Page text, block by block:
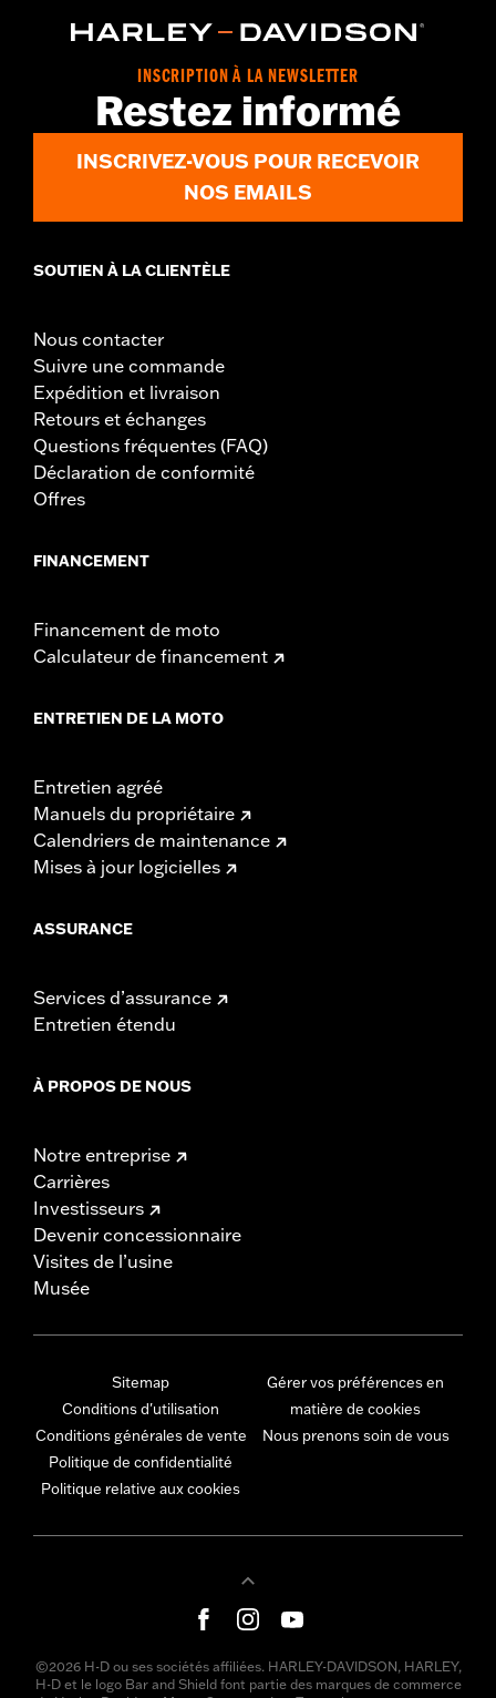
Origine:Importé
INSCRIPTION À LA NEWSLETTER
Restez informé
INSCRIVEZ-VOUS POUR RECEVOIR
NOS EMAILS
SOUTIEN À LA CLIENTÈLE
Nous contacter
Suivre une commande
Expédition et livraison
Retours et échanges
Questions fréquentes (FAQ)
Déclaration de conformité
Offres
FINANCEMENT
Financement de moto
Calculateur de financement
ENTRETIEN DE LA MOTO
Entretien agréé
Manuels du propriétaire
Calendriers de maintenance
Mises à jour logicielles
ASSURANCE
Services d’assurance
Entretien étendu
À PROPOS DE NOUS
Notre entreprise
Carrières
Investisseurs
Devenir concessionnaire
Visites de l’usine
Musée
Sitemap
Conditions d'utilisation
Conditions générales de vente
Politique de confidentialité
Politique relative aux cookies
Gérer vos préférences en
matière de cookies
Nous prenons soin de vous
©2026 H-D ou ses sociétés affiliées. HARLEY-DAVIDSON, HARLEY,
H-D et le logo Bar and Shield font partie des marques de commerce